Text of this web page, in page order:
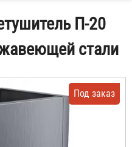
П-20
стали
Под заказ